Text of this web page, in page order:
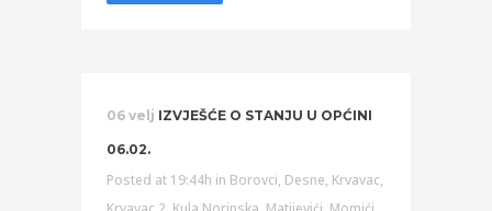
06 velj IZVJEŠĆE O STANJU U OPĆINI
06.02.
Posted at 19:44h in Borovci, Desne, Krvavac,